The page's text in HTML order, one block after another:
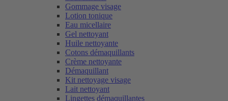
Gommage visage
Lotion tonique
Eau micellaire
Gel nettoyant
Huile nettoyante
Cotons démaquillants
Crème nettoyante
Démaquillant
Kit nettoyage visage
Lait nettoyant
Lingettes démaquillantes